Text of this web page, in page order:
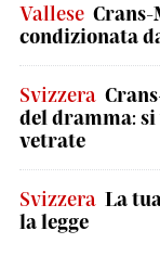
Vallese
condizionata
Svizzera
del dramma:
vetrate
Svizzera La
la legge